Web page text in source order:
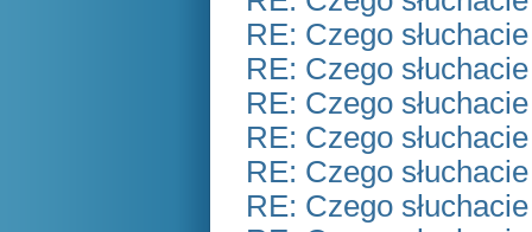
RE: Czego
RE: Czego
RE: Czego
RE: Czego
RE: Czego
RE: Czego